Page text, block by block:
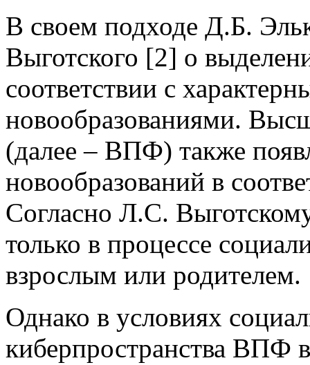
В своем подходе Д.Б.
Выготского [2] о
соответствии с
новообразованиями.
(далее – ВПФ) также
новообразований в
Согласно Л.С.
только в процессе
взрослым или родителем.
Однако в условиях
киберпространства ВПФ